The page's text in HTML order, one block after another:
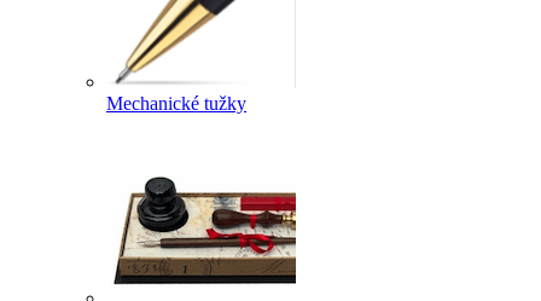
Mechanické tužky